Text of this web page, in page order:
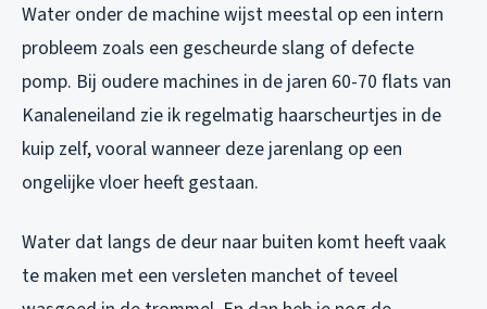
Water onder de machine wijst meestal op een intern
probleem zoals een gescheurde slang of defecte
pomp. Bij oudere machines in de jaren 60-70 flats van
Kanaleneiland zie ik regelmatig haarscheurtjes in de
kuip zelf, vooral wanneer deze jarenlang op een
ongelijke vloer heeft gestaan.
Water dat langs de deur naar buiten komt heeft vaak
te maken met een versleten manchet of teveel